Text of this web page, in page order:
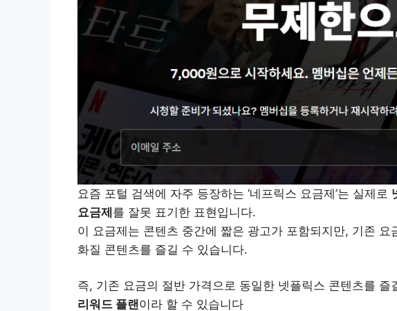
요즘 포털 검색에 자주 등장하는 ‘네프릭스 요금제’는 실제로
요금제 를 잘못 표기한 표현입니다.
이 요금제는 콘텐츠 중간에 짧은 광고가 포함되지만, 기존
화질 콘텐츠를 즐길 수 있습니다.
즉, 기존 요금의 절반 가격으로 동일한 넷플릭스 콘텐츠를 즐
리워드 플랜이라 할 수 있습니다